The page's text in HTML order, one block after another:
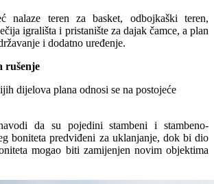
nalaze teren za basket, odbojkaški teren,
igrališta i pristanište za dajak čamce, a plan
i dodatno uređenje.
rušenje
dijelova plana odnosi se na postojeće
da su pojedini stambeni i stambeno-
boniteta predviđeni za uklanjanje, dok bi dio
mogao biti zamijenjen novim objektima